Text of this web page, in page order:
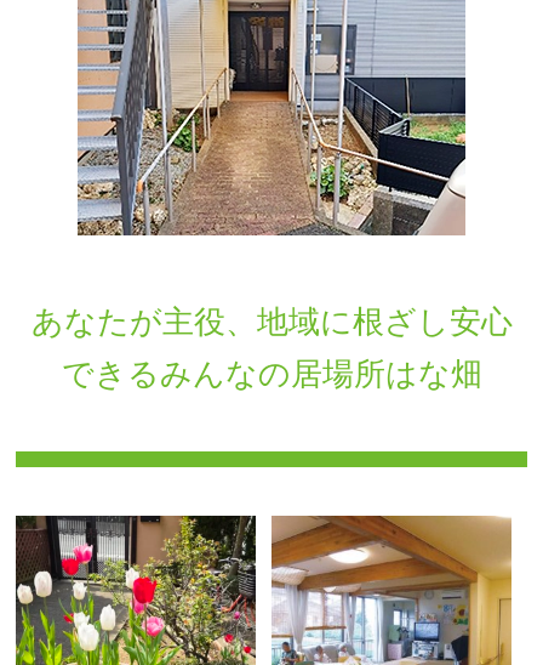
あなたが主役、地域に根ざし安心
できるみんなの居場所はな畑